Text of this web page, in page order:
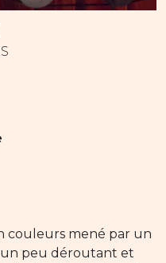
couleurs mené par un
un peu déroutant et